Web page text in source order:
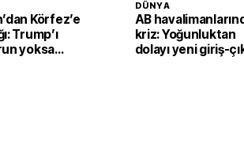
Körfez’e
Trump’ı
yoksa
DÜNYA
AB
kriz: Yoğunluktan
dolayı yeni giriş-